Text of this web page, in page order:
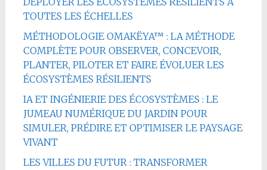
TOUTES LES ÉCHELLES
MÉTHODOLOGIE OMAKËYA™ : LA MÉTHODE
COMPLÈTE POUR OBSERVER, CONCEVOIR,
PLANTER, PILOTER ET FAIRE ÉVOLUER LES
ÉCOSYSTÈMES RÉSILIENTS
IA ET INGÉNIERIE DES ÉCOSYSTÈMES : LE
JUMEAU NUMÉRIQUE DU JARDIN POUR
SIMULER, PRÉDIRE ET OPTIMISER LE PAYSAGE
VIVANT
LES VILLES DU FUTUR : TRANSFORMER